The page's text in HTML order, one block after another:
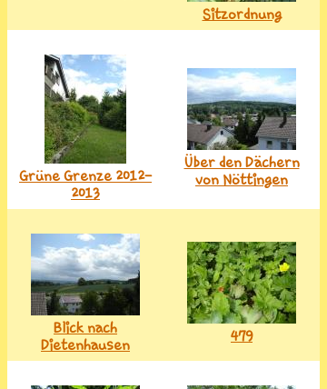
Sitzordnung
Grüne Grenze 2012-
2013
Über den Dächern
von Nöttingen
Blick nach
Dietenhausen
479